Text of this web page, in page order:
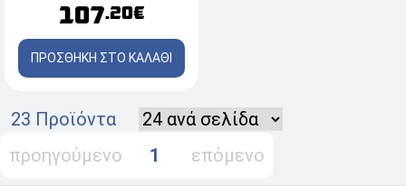
107.20€
ΠΡΟΣΘΗΚΗ ΣΤΟ ΚΑΛΑΘΙ
23 Προϊόντα
προηγούμενο
1 επόμενο